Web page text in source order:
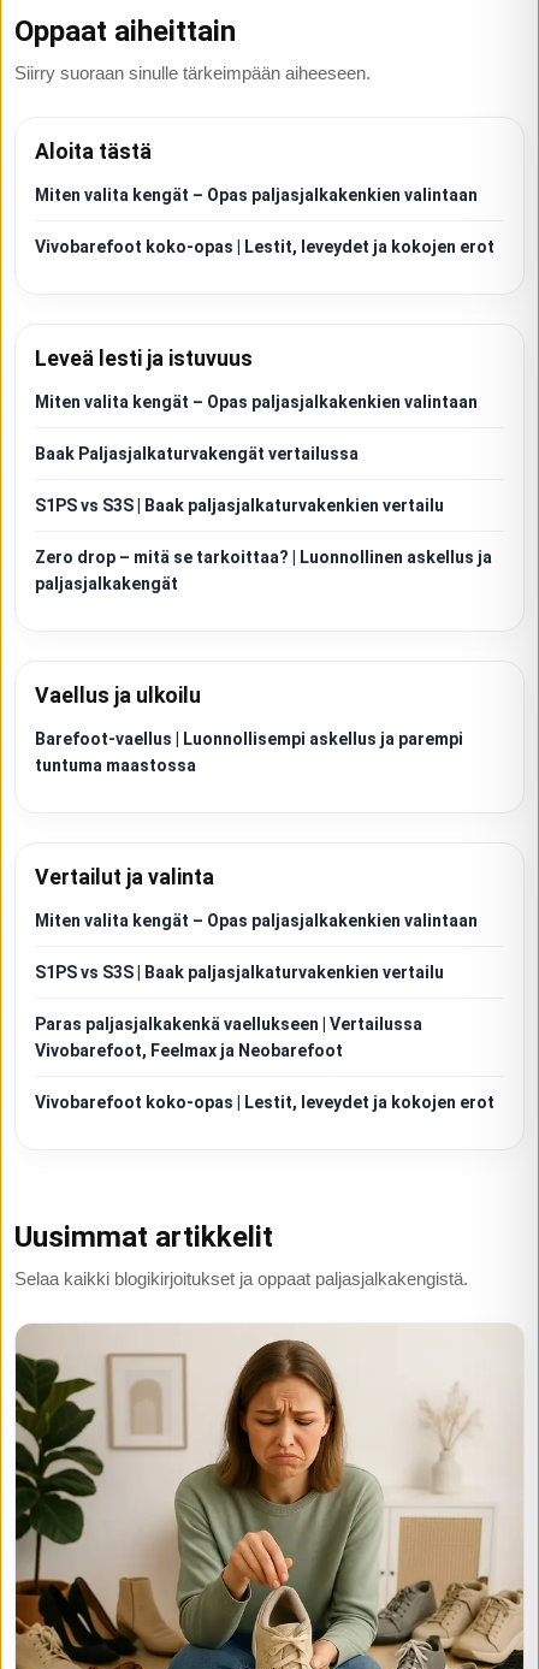
Oppaat aiheittain
Siirry suoraan sinulle tärkeimpään aiheeseen.
Aloita tästä
Miten valita kengät – Opas paljasjalkakenkien valintaan
Vivobarefoot koko-opas | Lestit, leveydet ja kokojen erot
Leveä lesti ja istuvuus
Miten valita kengät – Opas paljasjalkakenkien valintaan
Baak Paljasjalkaturvakengät vertailussa
S1PS vs S3S | Baak paljasjalkaturvakenkien vertailu
Zero drop – mitä se tarkoittaa? | Luonnollinen askellus ja
paljasjalkakengät
Vaellus ja ulkoilu
Barefoot-vaellus | Luonnollisempi askellus ja parempi
tuntuma maastossa
Vertailut ja valinta
Miten valita kengät – Opas paljasjalkakenkien valintaan
S1PS vs S3S | Baak paljasjalkaturvakenkien vertailu
Paras paljasjalkakenkä vaellukseen | Vertailussa
Vivobarefoot, Feelmax ja Neobarefoot
Vivobarefoot koko-opas | Lestit, leveydet ja kokojen erot
Uusimmat artikkelit
Selaa kaikki blogikirjoitukset ja oppaat paljasjalkakengistä.